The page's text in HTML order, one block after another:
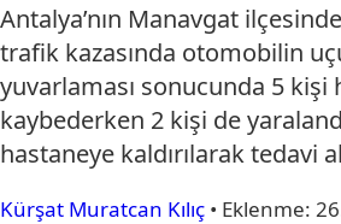
Antalya’nın Manavgat
trafik kazasında otomobilin
yuvarlaması sonucunda 5 kişi
kaybederken 2 kişi de
hastaneye kaldırılarak tedavi
Kürşat Muratcan Kılıç • Eklenme: